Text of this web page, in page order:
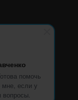
помочь
если у
вопросы.